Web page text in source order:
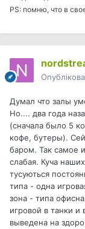
PS: помню, что в
Думал что залы
Но.... два года
(сначала было 5
кофе, бутеры).
баром. Так самое
слабая. Куча
тусуються
типа - одна
зона - типа
игровой в танки и
выведена на